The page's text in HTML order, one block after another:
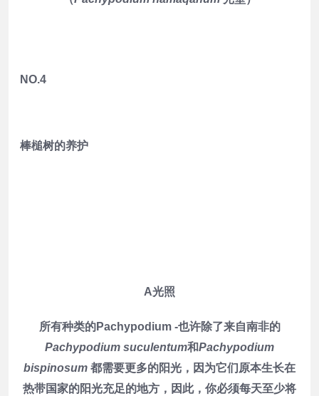
NO.4
棒槌树的养护
A光照
所有种类的Pachypodium -也许除了来自南非的
Pachypodium suculentum和Pachypodium
bispinosum 都需要更多的阳光，因为它们原本生长在
热带国家的阳光充足的地方，因此，你必须每天至少将